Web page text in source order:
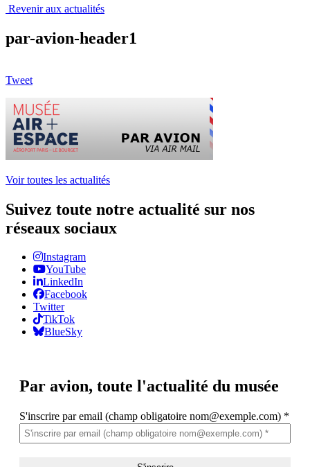
Revenir aux actualités
par-avion-header1
Tweet
Voir toutes les actualités
Suivez toute notre actualité sur nos
réseaux sociaux
Instagram
YouTube
LinkedIn
Facebook
Twitter
TikTok
BlueSky
Par avion, toute l'actualité du musée
S'inscrire par email (champ obligatoire nom@exemple.com) *